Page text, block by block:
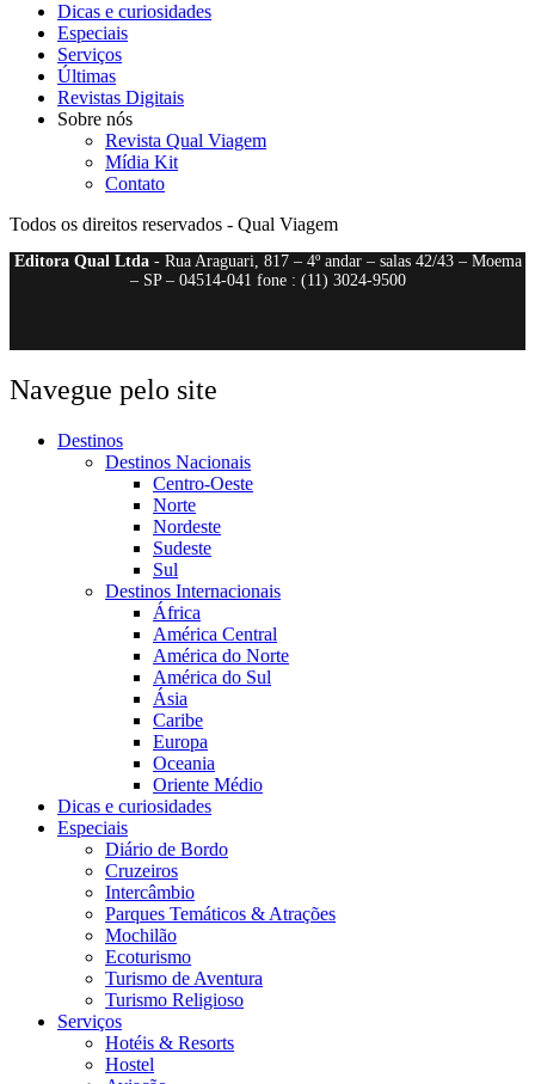
Dicas e curiosidades
Especiais
Serviços
Últimas
Revistas Digitais
Sobre nós
Revista Qual Viagem
Mídia Kit
Contato
Todos os direitos reservados - Qual Viagem
Editora Qual Ltda- Rua Araguari, 817 – 4º andar – salas 42/43 – Moema
– SP – 04514-041 fone : (11) 3024-9500
Navegue pelo site
Destinos
Destinos Nacionais
Centro-Oeste
Norte
Nordeste
Sudeste
Sul
Destinos Internacionais
África
América Central
América do Norte
América do Sul
Ásia
Caribe
Europa
Oceania
Oriente Médio
Dicas e curiosidades
Especiais
Diário de Bordo
Cruzeiros
Intercâmbio
Parques Temáticos & Atrações
Mochilão
Ecoturismo
Turismo de Aventura
Turismo Religioso
Serviços
Hotéis & Resorts
Hostel